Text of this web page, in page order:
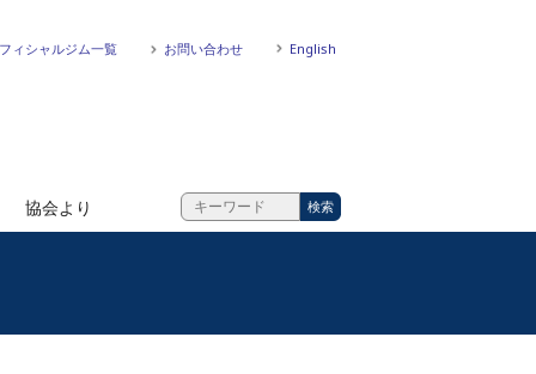
ィシャルジム一覧 お問い合わせ English
協会より